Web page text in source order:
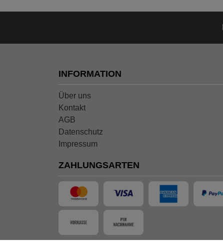
INFORMATION
Über uns
Kontakt
AGB
Datenschutz
Impressum
ZAHLUNGSARTEN